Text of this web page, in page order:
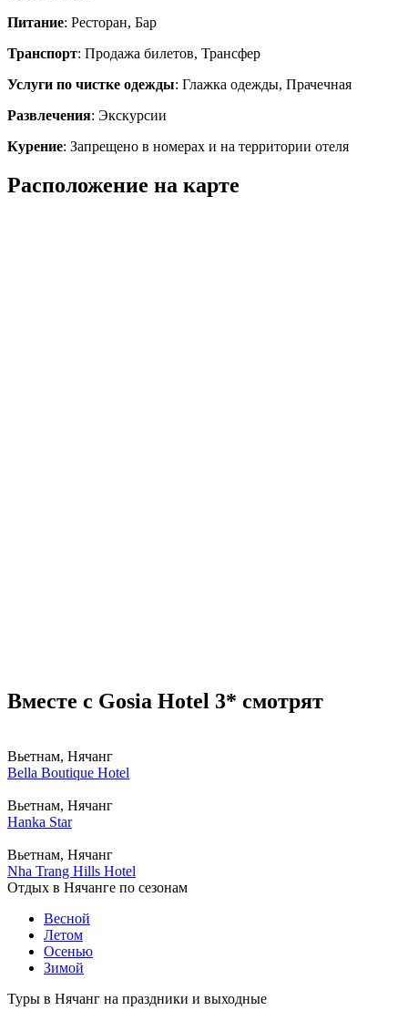
Питание: Ресторан, Бар
Транспорт: Продажа билетов, Трансфер
Услуги по чистке одежды: Глажка одежды, Прачечная
Развлечения: Экскурсии
Курение: Запрещено в номерах и на территории отеля
Расположение на карте
Вместе с Gosia Hotel 3* смотрят
Вьетнам, Нячанг
Bella Boutique Hotel
Вьетнам, Нячанг
Hanka Star
Вьетнам, Нячанг
Nha Trang Hills Hotel
Отдых в Нячанге по сезонам
Весной
Летом
Осенью
Зимой
Туры в Нячанг на праздники и выходные